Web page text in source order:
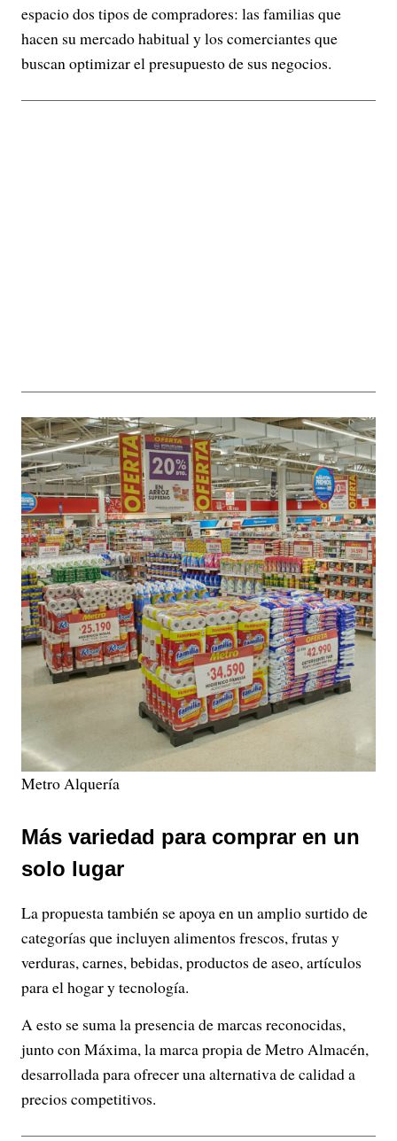
espacio dos tipos de compradores: las familias que
hacen su mercado habitual y los comerciantes que
buscan optimizar el presupuesto de sus negocios.
Metro Alquería
Más variedad para comprar en un
solo lugar
La propuesta también se apoya en un amplio surtido de
categorías que incluyen alimentos frescos, frutas y
verduras, carnes, bebidas, productos de aseo, artículos
para el hogar y tecnología.
A esto se suma la presencia de marcas reconocidas,
junto con Máxima, la marca propia de Metro Almacén,
desarrollada para ofrecer una alternativa de calidad a
precios competitivos.